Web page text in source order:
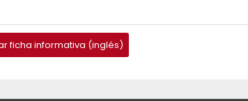
ficha informativa (inglés)